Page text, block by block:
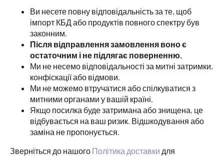
Ви несете повну відповідальність за те, щоб
імпорт КБД або продуктів повного спектру був
законним.
Після відправлення замовлення воно є
остаточним і не підлягає поверненню.
Ми не несемо відповідальності за митні затримки,
конфіскації або відмови.
Ми не можемо втручатися або спілкуватися з
митними органами у вашій країні.
Якщо посилка буде затримана або знищена, це
відбувається на ваш ризик. Відшкодування або
заміна не пропонується.
Зверніться до нашого Політика доставки для